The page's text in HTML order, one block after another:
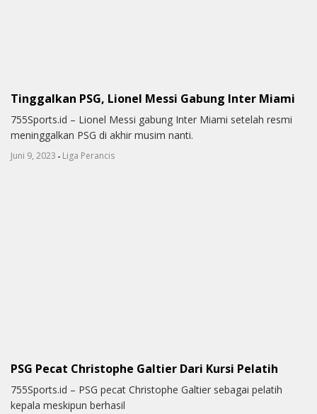
Tinggalkan PSG, Lionel Messi Gabung Inter Miami
755Sports.id – Lionel Messi gabung Inter Miami setelah resmi
meninggalkan PSG di akhir musim nanti.
Juni 9, 2023 - Liga Perancis
PSG Pecat Christophe Galtier Dari Kursi Pelatih
755Sports.id – PSG pecat Christophe Galtier sebagai pelatih
kepala meskipun berhasil